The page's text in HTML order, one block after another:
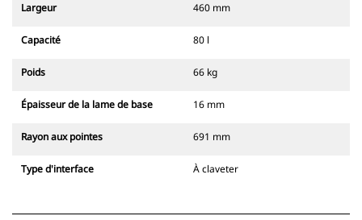
Largeur 460 mm
Capacité 80 l
Poids 66 kg
Épaisseur de la lame de base 16 mm
Rayon aux pointes 691 mm
Type d'interface À claveter